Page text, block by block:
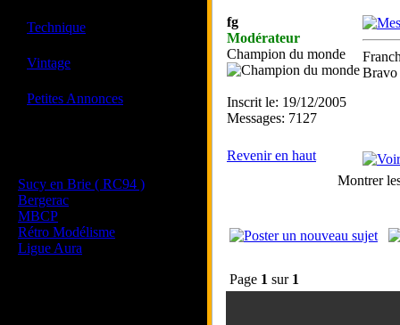
Technique
Vintage
Petites Annonces
Sucy en Brie ( RC94 )
Bergerac
MBCP
Rétro Modélisme
Ligue Aura
fg
Modérateur
Champion du monde
Inscrit le: 19/12/2005
Messages: 7127
Bravo
Revenir en haut
Montrer
Page 1 sur 1